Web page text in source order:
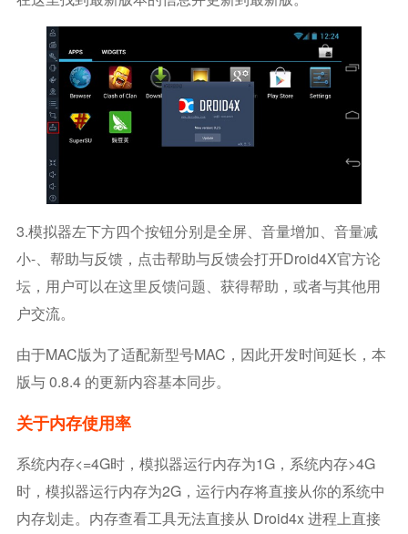
3.模拟器左下方四个按钮分别是全屏、音量增加、音量减
小-、帮助与反馈，点击帮助与反馈会打开Droid4X官方论
坛，用户可以在这里反馈问题、获得帮助，或者与其他用
户交流。
由于MAC版为了适配新型号MAC，因此开发时间延长，本
版与 0.8.4 的更新内容基本同步。
关于内存使用率
系统内存<=4G时，模拟器运行内存为1G，系统内存>4G
时，模拟器运行内存为2G，运行内存将直接从你的系统中
内存划走。内存查看工具无法直接从 Droid4x 进程上直接